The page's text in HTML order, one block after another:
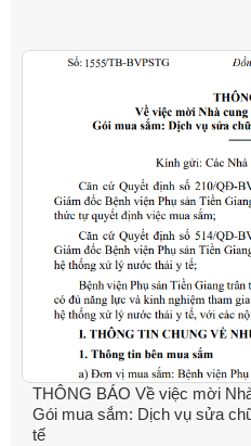
THÔNG BÁO Về việc mời
Gói mua sắm: Dịch vụ sửa
tế